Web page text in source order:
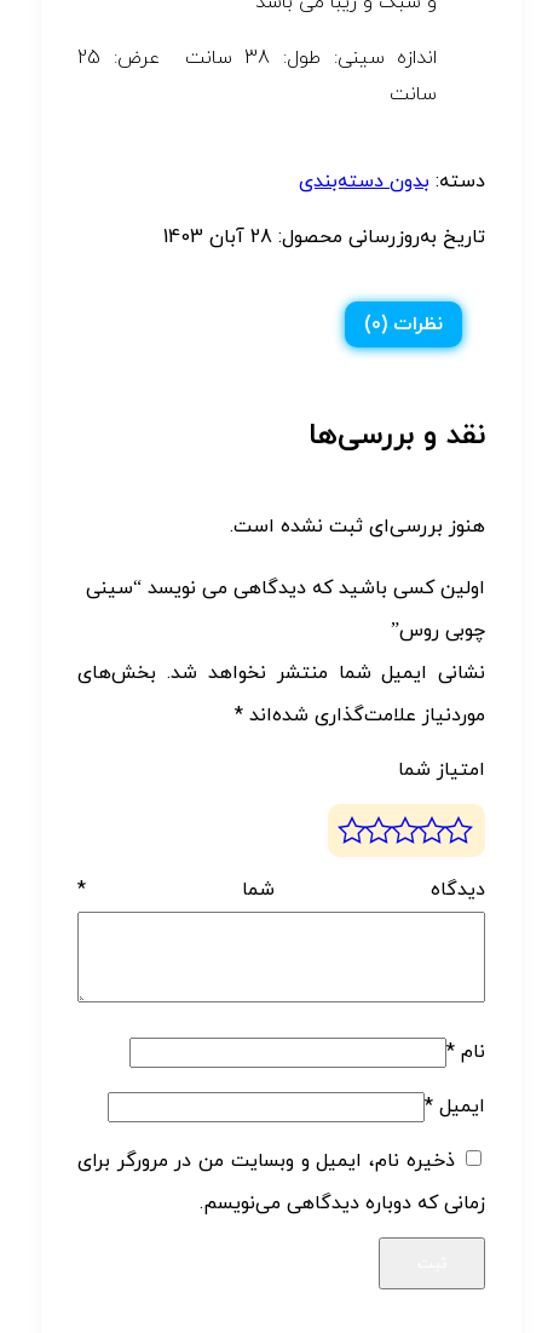
اندازه سینی: طول: 38 سانت عرض: 25
سانت
دسته: بدون دسته‌بندی
تاریخ به‌روزرسانی محصول: 28 آبان 1403
نظرات (0)
نقد و بررسی‌ها
هنوز بررسی‌ای ثبت نشده است.
اولین کسی باشید که دیدگاهی می نویسد “سینی
چوبی روس”
نشانی ایمیل شما منتشر نخواهد شد. بخش‌های
موردنیاز علامت‌گذاری شده‌اند *
امتیاز شما
دیدگاه شما*
نام *
ایمیل *
ذخیره نام، ایمیل و وبسایت من در مرورگر برای
زمانی که دوباره دیدگاهی می‌نویسم.